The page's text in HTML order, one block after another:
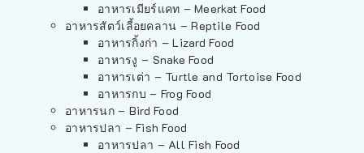
อาหารเมียร์แคท – Meerkat Food
อาหารสัตว์เลี้อยคลาน – Reptile Food
อาหารกิ้งก่า – Lizard Food
อาหารงู – Snake Food
อาหารเต่า – Turtle and Tortoise Food
อาหารกบ – Frog Food
อาหารนก – Bird Food
อาหารปลา – Fish Food
อาหารปลา – All Fish Food